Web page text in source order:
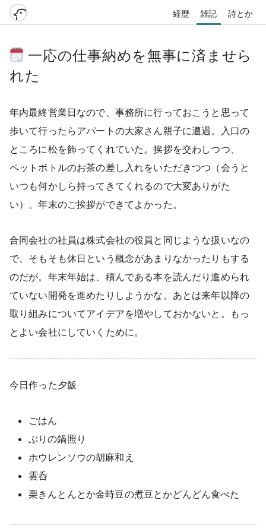
経歴 雑記 詩とか
一応の仕事納めを無事に済ませら
れた
年内最終営業日なので、事務所に行っておこうと思って
歩いて行ったらアパートの大家さん親子に遭遇。入口の
ところに松を飾ってくれていた。挨拶を交わしつつ、
ペットボトルのお茶の差し入れをいただきつつ（会うと
いつも何かしら持ってきてくれるので大変ありがた
い）。年末のご挨拶ができてよかった。
合同会社の社員は株式会社の役員と同じような扱いなの
で、そもそも休日という概念があまりなかったりもする
のだが。年末年始は、積んである本を読んだり進められ
ていない開発を進めたりしようかな。あとは来年以降の
取り組みについてアイデアを増やしておかないと。もっ
とよい会社にしていくために。
今日作った夕飯
ごはん
ぶりの鍋照り
ホウレンソウの胡麻和え
雲呑
栗きんとんとか金時豆の煮豆とかどんどん食べた